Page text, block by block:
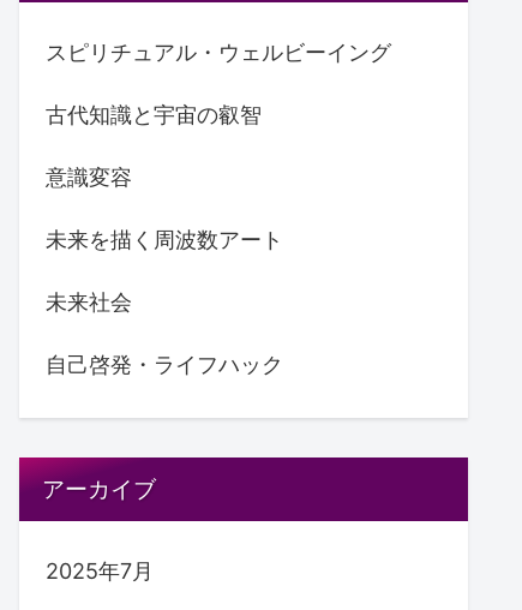
スピリチュアル・ウェルビーイング
古代知識と宇宙の叡智
意識変容
未来を描く周波数アート
未来社会
自己啓発・ライフハック
アーカイブ
2025年7月